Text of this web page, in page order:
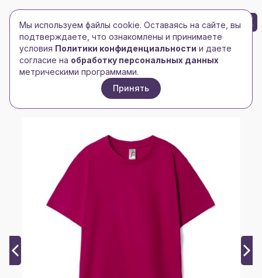
Toggle navigation
Toggle navigation
БРЕНД-ЛОГО 0
Главная/Футболки и майки/Детские футболки/
Футболка детская Regent Kids 150, ярко-розовая
Мы используем файлы cookie. Оставаясь на сайте, вы
подтверждаете, что ознакомлены и принимаете
условия Политики конфиденциальности и даете
согласие на обработку персональных данных
метрическими программами.
Принять